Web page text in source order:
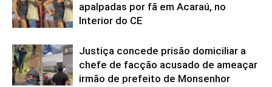
apalpadas por fã em Acaraú, no
Interior do CE
Justiça concede prisão domiciliar a
chefe de facção acusado de ameaçar
irmão de prefeito de Monsenhor